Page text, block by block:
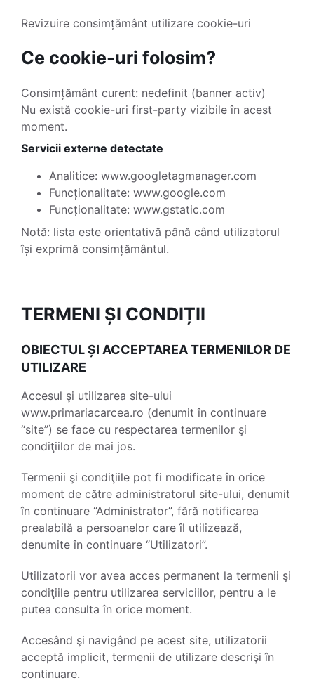
Revizuire consimțământ utilizare cookie-uri
Ce cookie-uri folosim?
Consimțământ curent: nedefinit (banner activ)
Nu există cookie-uri first-party vizibile în acest
moment.
Servicii externe detectate
Analitice: www.googletagmanager.com
Funcționalitate: www.google.com
Funcționalitate: www.gstatic.com
Notă: lista este orientativă până când utilizatorul
își exprimă consimțământul.
TERMENI ȘI CONDIȚII
OBIECTUL ȘI ACCEPTAREA TERMENILOR DE
UTILIZARE
Accesul şi utilizarea site-ului
www.primariacarcea.ro (denumit în continuare
“site”) se face cu respectarea termenilor şi
condiţiilor de mai jos.
Termenii şi condiţiile pot fi modificate în orice
moment de către administratorul site-ului, denumit
în continuare “Administrator”, fără notificarea
prealabilă a persoanelor care îl utilizează,
denumite în continuare “Utilizatori”.
Utilizatorii vor avea acces permanent la termenii şi
condiţiile pentru utilizarea serviciilor, pentru a le
putea consulta în orice moment.
Accesând şi navigând pe acest site, utilizatorii
acceptă implicit, termenii de utilizare descrişi în
continuare.